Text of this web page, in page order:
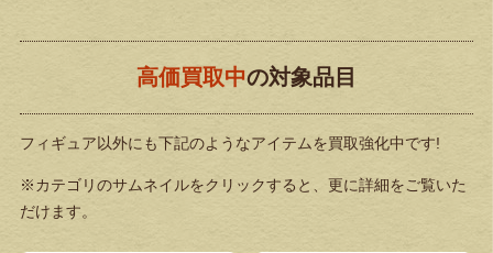
高価買取中の対象品目
フィギュア以外にも下記のようなアイテムを買取強化中です!
※カテゴリのサムネイルをクリックすると、更に詳細をご覧いた
だけます。